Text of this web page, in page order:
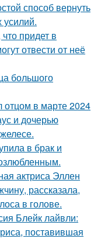
способ вернуть
усилий.
придет в
отвести от неё
большого
отцом в марте 2024
и дочерью
в брак и
актриса Эллен
рассказала,
в голове.
Блейк лайвли:
поставившая